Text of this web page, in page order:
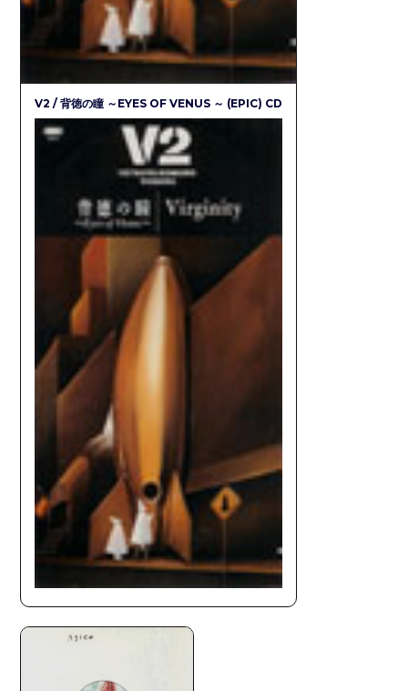
V2 / 背徳の瞳 ～EYES OF VENUS ～ (EPIC) CD